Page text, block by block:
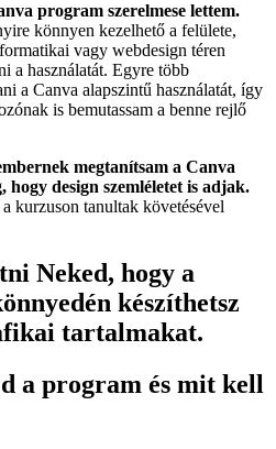
program szerelmese lettem.
könnyen kezelhető a felülete,
vagy webdesign téren
a használatát. Egyre több
a Canva alapszintű használatát, így
is bemutassam a benne rejlő
megtanítsam a Canva
hogy design szemléletet is adjak.
kurzuson tanultak követésével
Neked, hogy a
készíthetsz
tartalmakat.
a program és mit kell